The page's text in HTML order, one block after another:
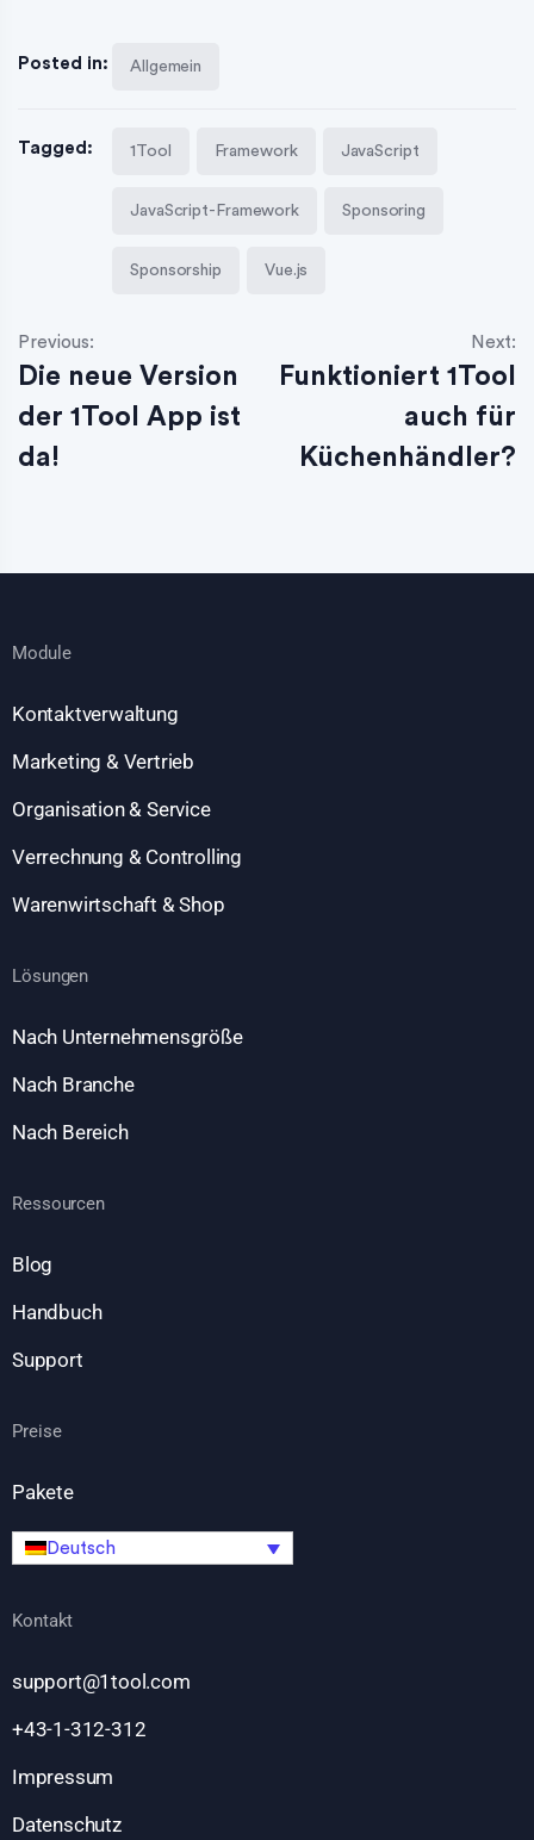
Posted in: Allgemein
Tagged: 1Tool Framework JavaScript
JavaScript-Framework Sponsoring
Sponsorship Vue.js
Previous:
Die neue Version
der 1Tool App ist
da!
Next:
Funktioniert 1Tool
auch für
Küchenhändler?
Module
Kontaktverwaltung
Marketing & Vertrieb
Organisation & Service
Verrechnung & Controlling
Warenwirtschaft & Shop
Lösungen
Nach Unternehmensgröße
Nach Branche
Nach Bereich
Ressourcen
Blog
Handbuch
Support
Preise
Pakete
Deutsch
Kontakt
support@1tool.com
+43-1-312-312
Impressum
Datenschutz